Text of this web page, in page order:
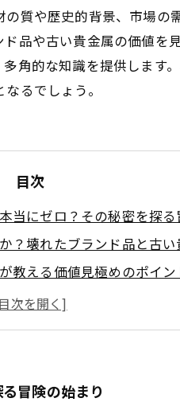
質や歴史的背景、市場の
品や古い貴金属の価値を
角的な知識を提供します
るでしょう。
目次
当にゼロ？その秘密を探る
？壊れたブランド品と古
教える価値見極めのポイン
品や古い貴金属を正しく評
者でもわかる買取成功への
知識で、賢い買取生活を
冒険の始まり